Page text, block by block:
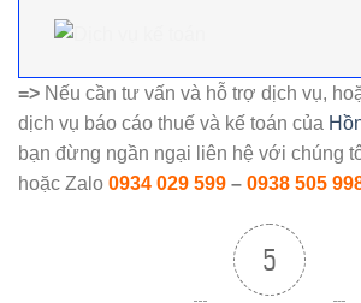
=> Nếu cần tư vấn và hỗ trợ dịch vụ,
dịch vụ báo cáo thuế và kế toán của
bạn đừng ngần ngại liên hệ với chúng
hoặc Zalo 0934 029 599 – 0938 505
5